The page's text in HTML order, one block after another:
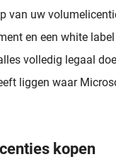
van uw
en een white
volledig legaal
liggen waar
kopen